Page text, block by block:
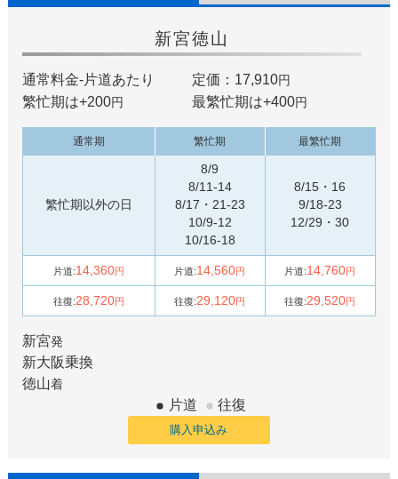
新宮徳山
通常料金-片道あたり 定価：17,910円
繁忙期は+200円 最繁忙期は+400円
通常期 繁忙期 最繁忙期
繁忙期以外の日
8/9
8/11-14
8/17・21-23
10/9-12
10/16-18
8/15・16
9/18-23
12/29・30
片道:14,360円 片道:14,560円 片道:14,760円
往復:28,720円 往復:29,120円 往復:29,520円
新宮発
新大阪乗換
徳山着
片道 往復
購入申込み